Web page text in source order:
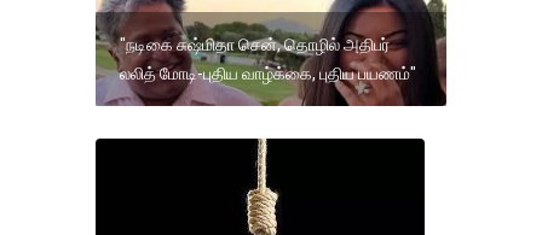
"நடிகை சுஷ்மிதா சென், தொழில் அதிபர்
லலித் மோடி-புதிய வாழ்க்கை, புதிய பயணம்"